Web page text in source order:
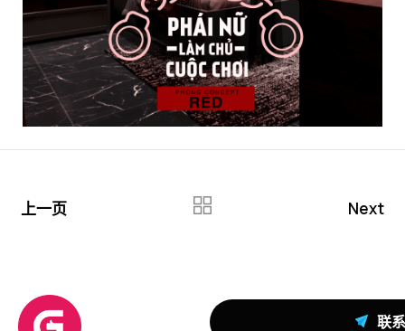
上一页 Next
联